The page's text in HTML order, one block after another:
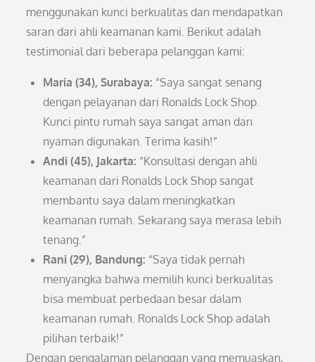
menggunakan kunci berkualitas dan mendapatkan
saran dari ahli keamanan kami. Berikut adalah
testimonial dari beberapa pelanggan kami:
Maria (34), Surabaya: “Saya sangat senang
dengan pelayanan dari Ronalds Lock Shop.
Kunci pintu rumah saya sangat aman dan
nyaman digunakan. Terima kasih!”
Andi (45), Jakarta: “Konsultasi dengan ahli
keamanan dari Ronalds Lock Shop sangat
membantu saya dalam meningkatkan
keamanan rumah. Sekarang saya merasa lebih
tenang.”
Rani (29), Bandung: “Saya tidak pernah
menyangka bahwa memilih kunci berkualitas
bisa membuat perbedaan besar dalam
keamanan rumah. Ronalds Lock Shop adalah
pilihan terbaik!”
Dengan pengalaman pelanggan yang memuaskan,